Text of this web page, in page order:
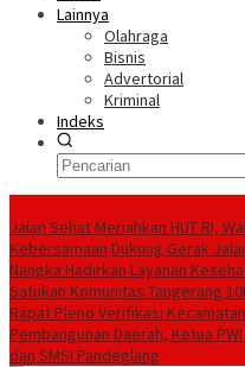
Lainnya
Olahraga
Bisnis
Advertorial
Kriminal
Indeks
Jalan Sehat Meriahkan HUT RI,
Kebersamaan Dukung Gerak
Nangka Hadirkan Layanan
Satukan Komunitas Tangerang
Rapat Pleno Verifikasi
Pembangunan Daerah, Ketua
dan SMSI Pandeglang